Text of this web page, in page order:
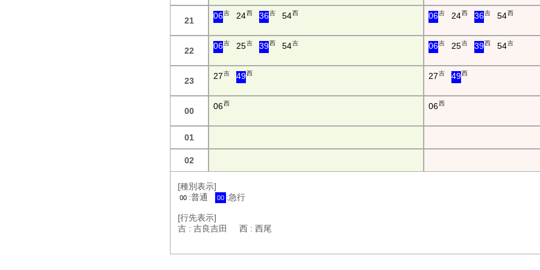
21 06吉 24西 36吉 54西 06吉 24西 36吉 54西
22 06吉 25吉 39西 54吉 06吉 25吉 39西 54吉
23 27吉 49西 27吉 49西
00 06西 06西
01
02
[種別表示]
00 :普通 00 :急行
[行先表示]
吉 : 吉良吉田 西 : 西尾